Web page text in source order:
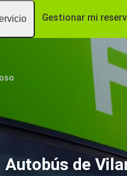
Gestionar mi
Autobús de